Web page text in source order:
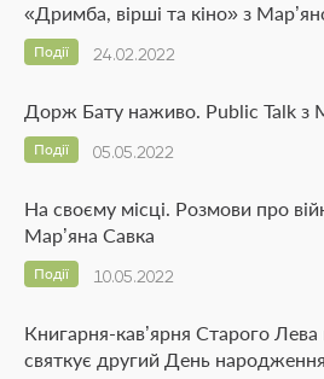
«Дримба, вірші та кіно» з
24.02.2022
Події
Дорж Бату наживо. Public Talk
05.05.2022
Події
На своєму місці. Розмови про
Мар’яна Савка
10.05.2022
Події
Книгарня-кав’ярня Старого
святкує другий День